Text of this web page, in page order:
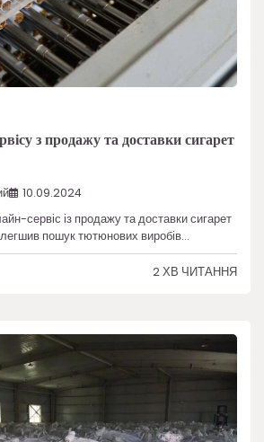
з продажу та доставки сигарет
10.09.2024
сервіс із продажу та доставки сигарет
пошук тютюнових виробів…
2 ХВ ЧИТАННЯ